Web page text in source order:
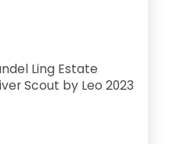
Ling Estate
Scout by Leo 2023